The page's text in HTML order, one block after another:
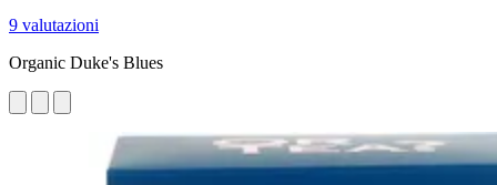
9 valutazioni
Organic Duke's Blues